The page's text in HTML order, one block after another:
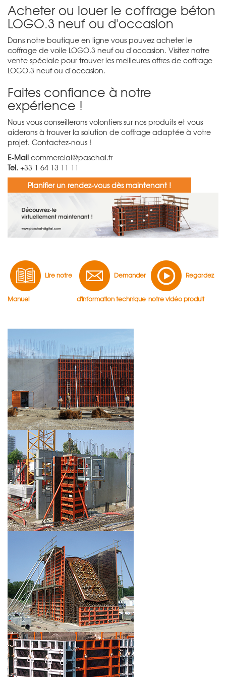
Acheter ou louer le coffrage béton
LOGO.3 neuf ou d'occasion
Dans notre boutique en ligne vous pouvez acheter le
coffrage de voile LOGO.3 neuf ou d'occasion. Visitez notre
vente spéciale pour trouver les meilleures offres de coffrage
LOGO.3 neuf ou d'occasion.
Faites confiance à notre
expérience !
Nous vous conseillerons volontiers sur nos produits et vous
aiderons à trouver la solution de coffrage adaptée à votre
projet. Contactez-nous !
E-Mail commercial@paschal.fr
Tel. +33 1 64 13 11 11
Planifier un rendez-vous dès maintenant !
Lire notre
Manuel
Demander
d'information technique
Regardez
notre vidéo produit